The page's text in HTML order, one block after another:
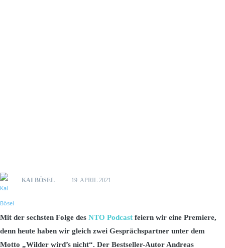
KAI BÖSEL 19. APRIL 2021
Mit der sechsten Folge des NTO Podcast feiern wir eine Premiere,
denn heute haben wir gleich zwei Gesprächspartner unter dem
Motto „Wilder wird’s nicht“. Der Bestseller-Autor Andreas